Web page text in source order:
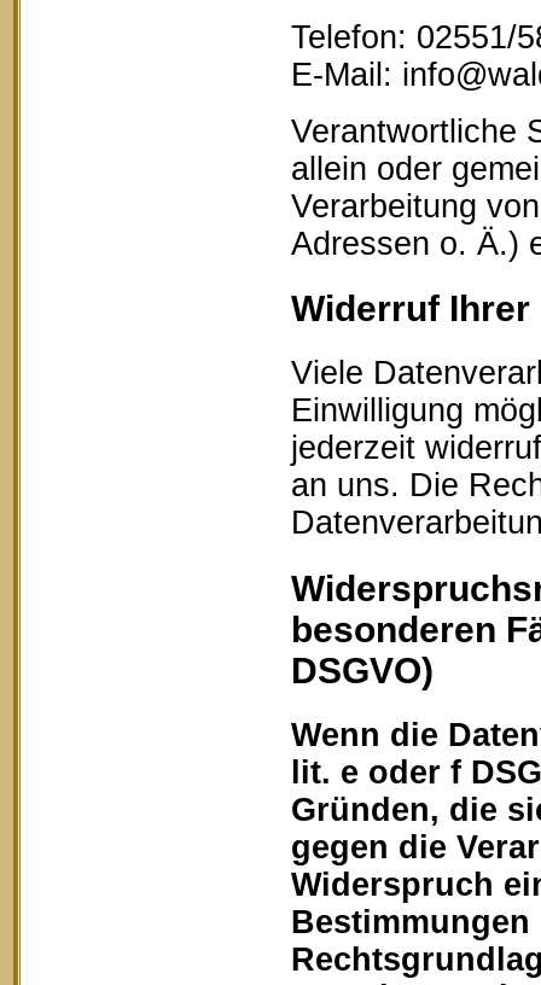
Telefon: 02551/
E-Mail:
Verantwortliche
allein oder
Verarbeitung
Adressen o. Ä.)
Widerruf
Viele
Einwilligung
jederzeit
an uns. Die
besonderen
DSGVO)
Wenn die
lit. e oder f
Gründen, die
gegen die
Widerspruch